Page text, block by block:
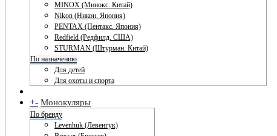
MINOX (Минокс. Китай)
Nikon (Никон. Япония)
PENTAX (Пентакс. Япония)
Redfield (Редфилд. США)
STURMAN (Штурман. Китай)
По назначению
Для детей
Для охоты и спорта
+- Монокуляры
По бренду
Levenhuk (Левенгук)